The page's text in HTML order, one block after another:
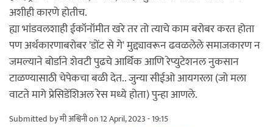
अशीही कारणे होतीच.
ह्या भांडवलशाही ईकॉनॉमीत खरे तर तो त्याचे काम बरोबर करत होता
पण अर्थकारणाबरोबर 'डोंट से गे' मुद्द्यावरून ढवळलेले समाजकारण न
जमल्याने बोर्डाने शेवटी पुढचे आर्थिक आणि रेप्युटेशनल नुकसान
टाळण्यासाठी चेपेकचा बळी देत.. जुन्या सीईओ आयगरला (जो मला
वाटते मागे प्रेसिडेंशिअल रेस मध्ये होता) पुन्हा आणले.
Submitted byमी अश्विनीon 12 April, 2023 - 19:15